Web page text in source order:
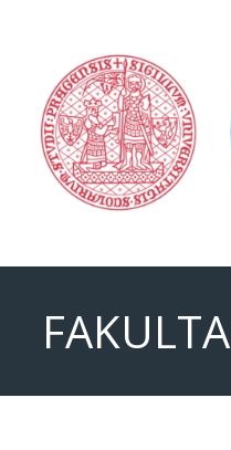
FAKULTA